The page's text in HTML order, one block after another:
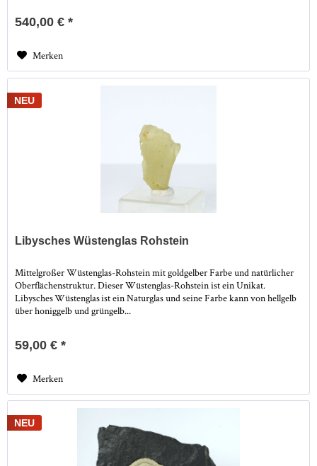
540,00 € *
Merken
NEU
Libysches Wüstenglas Rohstein
Mittelgroßer Wüstenglas-Rohstein mit goldgelber Farbe und natürlicher
Oberflächenstruktur. Dieser Wüstenglas-Rohstein ist ein Unikat.
Libysches Wüstenglas ist ein Naturglas und seine Farbe kann von hellgelb
über honiggelb und grüngelb...
59,00 € *
Merken
NEU